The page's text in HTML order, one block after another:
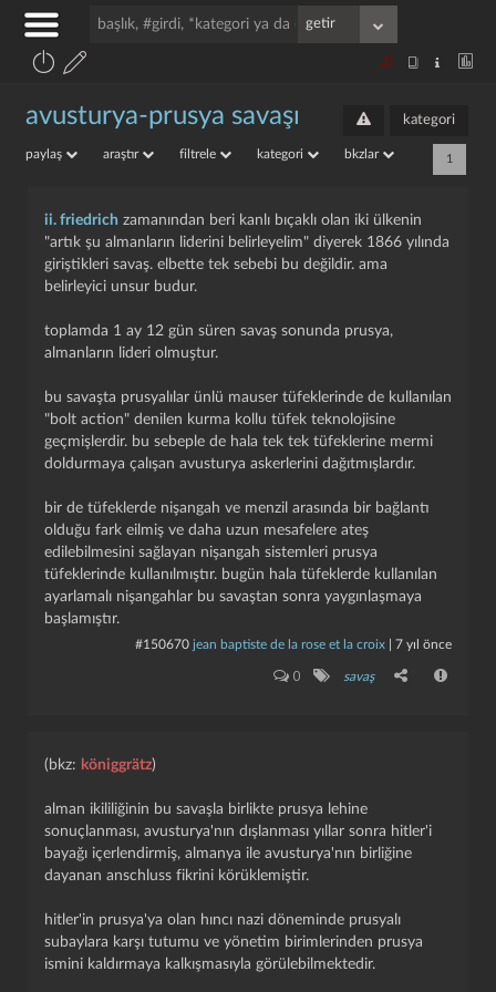
avusturya-prusya savaşı kategori
paylaş araştır filtrele kategori bkzlar 1
ii. friedrich zamanından beri kanlı bıçaklı olan iki ülkenin
"artık şu almanların liderini belirleyelim" diyerek 1866 yılında
giriştikleri savaş. elbette tek sebebi bu değildir. ama
belirleyici unsur budur.
toplamda 1 ay 12 gün süren savaş sonunda prusya,
almanların lideri olmuştur.
bu savaşta prusyalılar ünlü mauser tüfeklerinde de kullanılan
"bolt action" denilen kurma kollu tüfek teknolojisine
geçmişlerdir. bu sebeple de hala tek tek tüfeklerine mermi
doldurmaya çalışan avusturya askerlerini dağıtmışlardır.
bir de tüfeklerde nişangah ve menzil arasında bir bağlantı
olduğu fark eilmiş ve daha uzun mesafelere ateş
edilebilmesini sağlayan nişangah sistemleri prusya
tüfeklerinde kullanılmıştır. bugün hala tüfeklerde kullanılan
ayarlamalı nişangahlar bu savaştan sonra yaygınlaşmaya
başlamıştır.
#150670 jean baptiste de la rose et la croix 7 yıl önce
0 savaş
(bkz: königgrätz)
alman ikililiğinin bu savaşla birlikte prusya lehine
sonuçlanması, avusturya'nın dışlanması yıllar sonra hitler'i
bayağı içerlendirmiş, almanya ile avusturya'nın birliğine
dayanan anschluss fikrini körüklemiştir.
hitler'in prusya'ya olan hıncı nazi döneminde prusyalı
subaylara karşı tutumu ve yönetim birimlerinden prusya
ismini kaldırmaya kalkışmasıyla görülebilmektedir.